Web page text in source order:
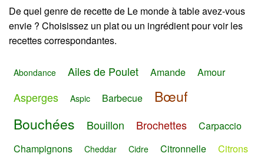
De quel genre de recette de Le monde à table avez-vous
envie ? Choisissez un plat ou un ingrédient pour voir les
recettes correspondantes.
Abondance Ailes de Poulet Amande Amour
Asperges Aspic Barbecue
Bœuf
Bouchées
Bouillon Brochettes
Carpaccio
Champignons
Cheddar Cidre Citronnelle Citrons